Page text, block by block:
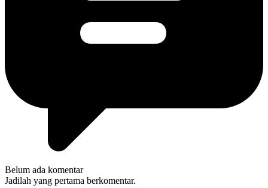
Belum ada komentar
Jadilah yang pertama berkomentar.